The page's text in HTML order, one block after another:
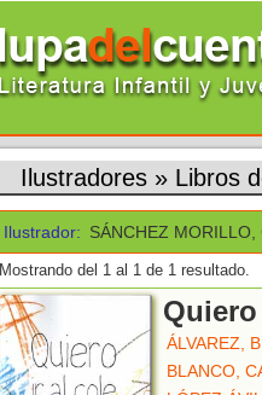
Ilustradores » Libros
Ilustrador: SÁNCHEZ MORILLO,
Mostrando del 1 al 1 de 1 resultado.
ÁLVAREZ,
BLANCO,